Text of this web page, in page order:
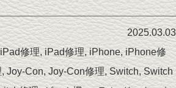
2025.03.03
iPad修理,iPad修理,iPhone,iPhone修
,Joy-Con,Joy-Con修理,Switch,Switch